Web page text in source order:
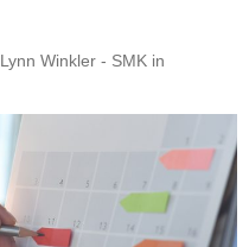
Lynn Winkler - SMK in